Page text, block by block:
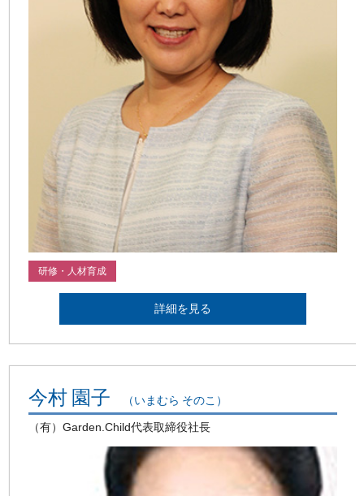
研修・人材育成
詳細を見る
今村 園子 （いまむら そのこ）
（有）Garden.Child代表取締役社長